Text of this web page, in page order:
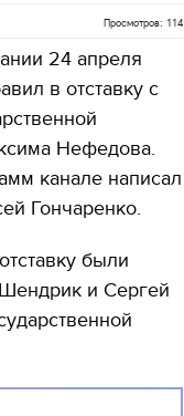
Просмотров: 114
24 апреля
в отставку с
Нефедова.
канале написал
Гончаренко.
были
и Сергей